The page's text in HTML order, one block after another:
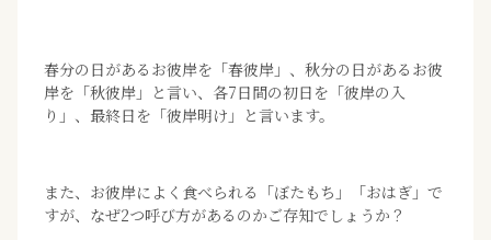
春分の日があるお彼岸を「春彼岸」、秋分の日があるお彼
岸を「秋彼岸」と言い、各7日間の初日を「彼岸の入
り」、最終日を「彼岸明け」と言います。
また、お彼岸によく食べられる「ぼたもち」「おはぎ」で
すが、なぜ2つ呼び方があるのかご存知でしょうか？